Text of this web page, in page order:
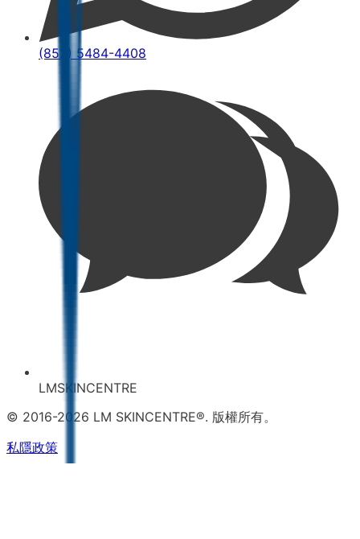
(852) 5484-4408
LMSKINCENTRE
© 2016-2026 LM SKINCENTRE®. 版權所有。
私隱政策